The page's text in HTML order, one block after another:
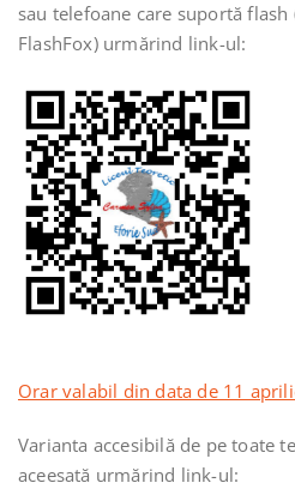
sau telefoane care suportă
FlashFox) urmărind link-ul:
Orar valabil din data de 11
Varianta accesibilă de pe toate
aceesată urmărind link-ul: